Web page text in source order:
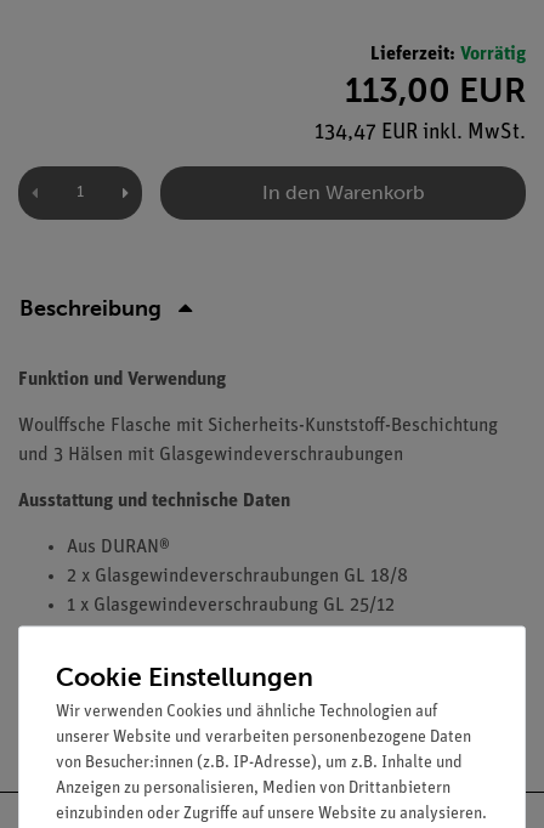
Lieferzeit: Vorrätig
113,00 EUR
134,47 EUR inkl. MwSt.
In den Warenkorb
Beschreibung
Funktion und Verwendung
Woulffsche Flasche mit Sicherheits-Kunststoff-Beschichtung
und 3 Hälsen mit Glasgewindeverschraubungen
Ausstattung und technische Daten
Aus DURAN®
2 x Glasgewindeverschraubungen GL 18/8
1 x Glasgewindeverschraubung GL 25/12
Versandkostenfrei ab 300,- €
Cookie Einstellungen
Wir verwenden Cookies und ähnliche Technologien auf
unserer Website und verarbeiten personenbezogene Daten
von Besucher:innen (z.B. IP-Adresse), um z.B. Inhalte und
Anzeigen zu personalisieren, Medien von Drittanbietern
einzubinden oder Zugriffe auf unsere Website zu analysieren.